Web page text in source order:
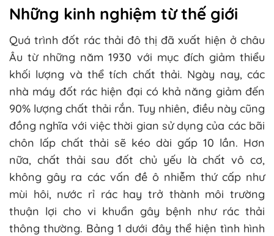
Những kinh nghiệm từ thế giới
Quá trình đốt rác thải đô thị đã xuất hiện ở châu
Âu từ những năm 1930 với mục đích giảm thiểu
khối lượng và thể tích chất thải. Ngày nay, các
nhà máy đốt rác hiện đại có khả năng giảm đến
90% lượng chất thải rắn. Tuy nhiên, điều này cũng
đồng nghĩa với việc thời gian sử dụng của các bãi
chôn lấp chất thải sẽ kéo dài gấp 10 lần. Hơn
nữa, chất thải sau đốt chủ yếu là chất vô cơ,
không gây ra các vấn đề ô nhiễm thứ cấp như
mùi hôi, nước rỉ rác hay trở thành môi trường
thuận lợi cho vi khuẩn gây bệnh như rác thải
thông thường. Bảng 1 dưới đây thể hiện tình hình